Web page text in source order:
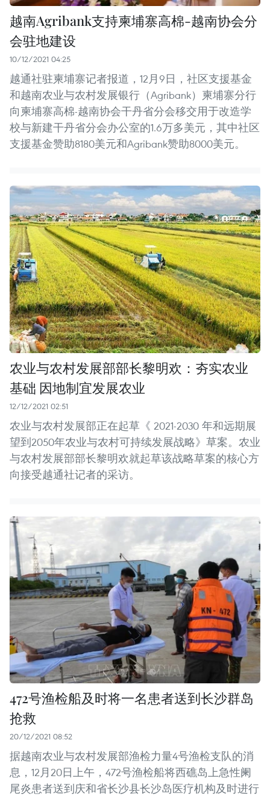
越南Agribank支持柬埔寨高棉-越南协会分
会驻地建设
10/12/2021 04:25
越通社驻柬埔寨记者报道，12月9日，社区支援基金
和越南农业与农村发展银行（Agribank）柬埔寨分行
向柬埔寨高棉-越南协会干丹省分会移交用于改造学
校与新建干丹省分会办公室的1.6万多美元，其中社区
支援基金赞助8180美元和Agribank赞助8000美元。
农业与农村发展部部长黎明欢：夯实农业
基础 因地制宜发展农业
12/12/2021 02:51
农业与农村发展部正在起草《 2021-2030 年和远期展
望到2050年农业与农村可持续发展战略》草案。农业
与农村发展部部长黎明欢就起草该战略草案的核心方
向接受越通社记者的采访。
472号渔检船及时将一名患者送到长沙群岛
抢救
20/12/2021 08:52
据越南农业与农村发展部渔检力量4号渔检支队的消
息，12月20日上午，472号渔检船将西礁岛上急性阑
尾炎患者送到庆和省长沙县长沙岛医疗机构及时进行